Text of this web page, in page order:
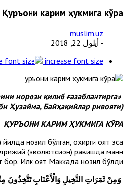
Қуръони карим ҳукмига кўра
muslim.uz
- أيلول 22, 2018
increase font size
норози қилиб ғазаблантирга
Ҳузайма, Байҳақийлар ривояти).
ҚУРЪОНИ КАРИМ ҲУКМИГА КЎРА
нозил бўлган, охирги оят эса
(эволютсион) равишда манн
бор. Илк оят Маккада нозил бўлди:
وَمِنْ ثَمَرَاتِ النَّخِيلِ وَالْأَعْنَابِ تَتَّخِذُونَ